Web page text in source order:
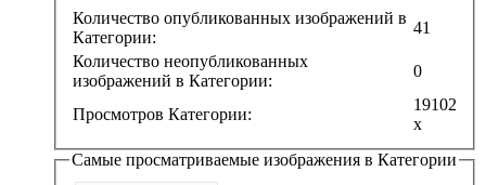
Количество опубликованных изображений в
Категории:
41
Количество неопубликованных
изображений в Категории:
0
Просмотров Категории:
19102
x
Самые просматриваемые изображения в Категории